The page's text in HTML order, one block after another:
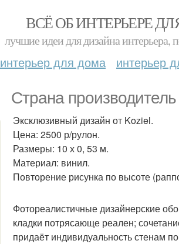
ВСЁ ОБ ИНТЕРЬЕРЕ
лучшие идеи для дизайна интерьера,
интерьер для дома интерьер
Страна
Эксклюзивный дизайн от Koziel.
Цена: 2500 р/рулон.
Размеры: 10 х 0, 53 м.
Материал: винил.
Повторение рисунка по высоте
Фотореалистичные дизайнерские
кладки потрясающе реален;
придаёт индивидуальность стенам